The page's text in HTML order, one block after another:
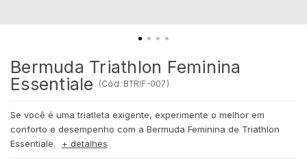
Bermuda Triathlon Feminina
Essentiale
(Cód. BTRIF-007 )
Se você é uma triatleta exigente, experimente o melhor em
conforto e desempenho com a Bermuda Feminina de Triathlon
Essentiale.
+ detalhes